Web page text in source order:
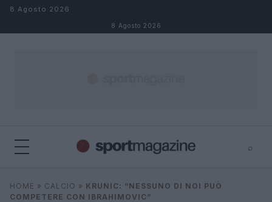
Salta al contenuto
8 Agosto 2026
8 Agosto 2026
⌕
Cerca
HOME » CALCIO » KRUNIC: “NESSUNO DI NOI PUÒ
COMPETERE CON IBRAHIMOVIC”